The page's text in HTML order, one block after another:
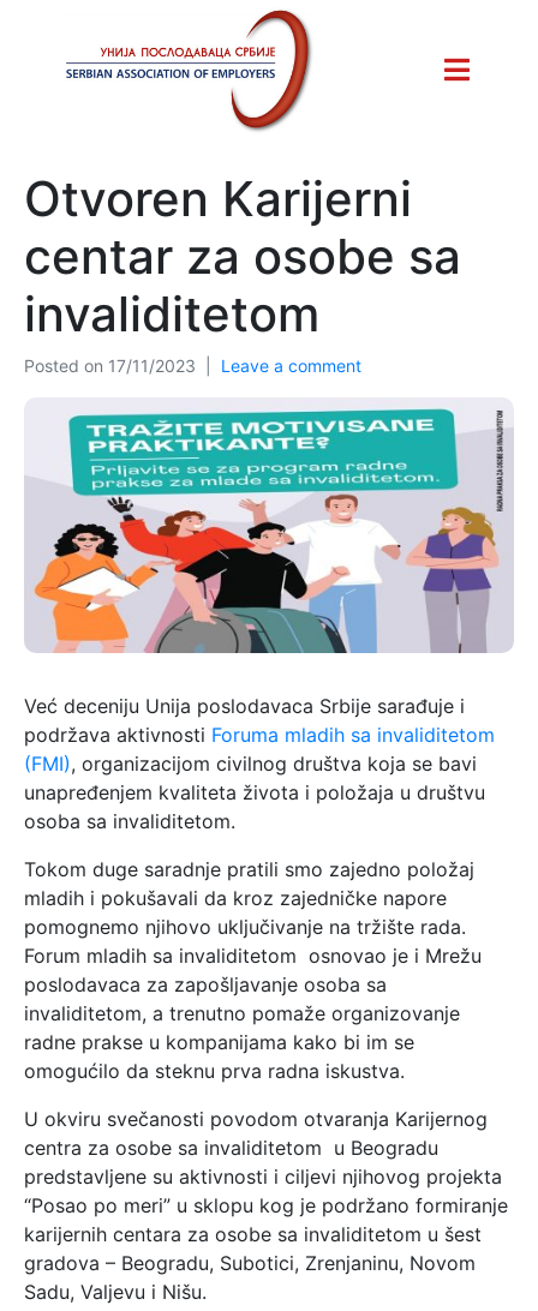
Otvoren Karijerni
centar za osobe sa
invaliditetom
Posted on 17/11/2023 Leave a comment
Već deceniju Unija poslodavaca Srbije sarađuje i
podržava aktivnosti Foruma mladih sa invaliditetom
(FMI), organizacijom civilnog društva koja se bavi
unapređenjem kvaliteta života i položaja u društvu
osoba sa invaliditetom.
Tokom duge saradnje pratili smo zajedno položaj
mladih i pokušavali da kroz zajedničke napore
pomognemo njihovo uključivanje na tržište rada.
Forum mladih sa invaliditetom osnovao je i Mrežu
poslodavaca za zapošljavanje osoba sa
invaliditetom, a trenutno pomaže organizovanje
radne prakse u kompanijama kako bi im se
omogućilo da steknu prva radna iskustva.
U okviru svečanosti povodom otvaranja Karijernog
centra za osobe sa invaliditetom u Beogradu
predstavljene su aktivnosti i ciljevi njihovog projekta
“Posao po meri” u sklopu kog je podržano formiranje
karijernih centara za osobe sa invaliditetom u šest
gradova – Beogradu, Subotici, Zrenjaninu, Novom
Sadu, Valjevu i Nišu.